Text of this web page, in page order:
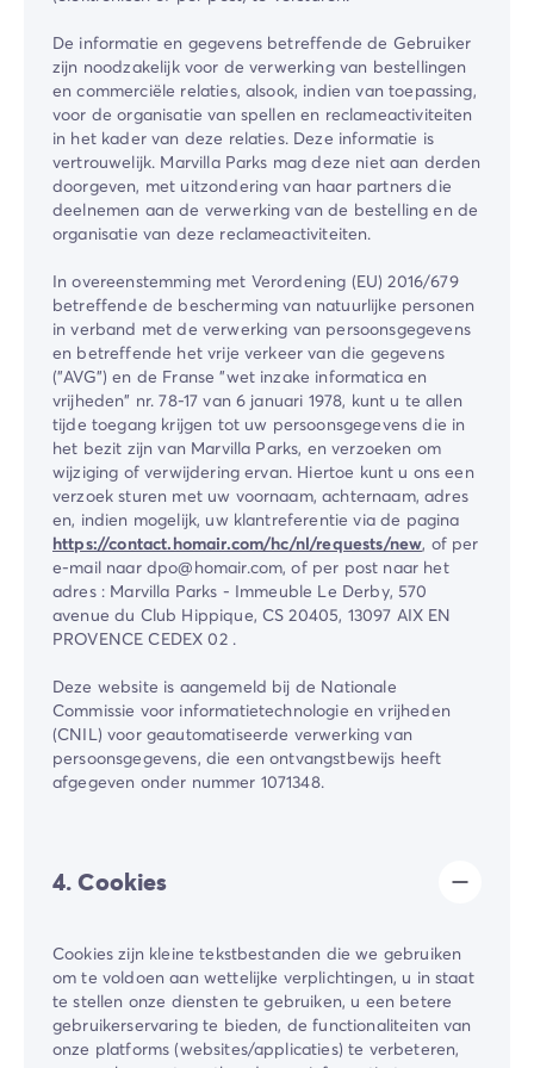
De informatie en gegevens betreffende de Gebruiker
zijn noodzakelijk voor de verwerking van bestellingen
en commerciële relaties, alsook, indien van toepassing,
voor de organisatie van spellen en reclameactiviteiten
in het kader van deze relaties. Deze informatie is
vertrouwelijk. Marvilla Parks mag deze niet aan derden
doorgeven, met uitzondering van haar partners die
deelnemen aan de verwerking van de bestelling en de
organisatie van deze reclameactiviteiten.
In overeenstemming met Verordening (EU) 2016/679
betreffende de bescherming van natuurlijke personen
in verband met de verwerking van persoonsgegevens
en betreffende het vrije verkeer van die gegevens
("AVG") en de Franse "wet inzake informatica en
vrijheden" nr. 78-17 van 6 januari 1978, kunt u te allen
tijde toegang krijgen tot uw persoonsgegevens die in
het bezit zijn van Marvilla Parks, en verzoeken om
wijziging of verwijdering ervan. Hiertoe kunt u ons een
verzoek sturen met uw voornaam, achternaam, adres
en, indien mogelijk, uw klantreferentie via de pagina
https://contact.homair.com/hc/nl/requests/new, of per
e-mail naar dpo@homair.com, of per post naar het
adres : Marvilla Parks - Immeuble Le Derby, 570
avenue du Club Hippique, CS 20405, 13097 AIX EN
PROVENCE CEDEX 02 .
Deze website is aangemeld bij de Nationale
Commissie voor informatietechnologie en vrijheden
(CNIL) voor geautomatiseerde verwerking van
persoonsgegevens, die een ontvangstbewijs heeft
afgegeven onder nummer 1071348.
4. Cookies
Cookies zijn kleine tekstbestanden die we gebruiken
om te voldoen aan wettelijke verplichtingen, u in staat
te stellen onze diensten te gebruiken, u een betere
gebruikerservaring te bieden, de functionaliteiten van
onze platforms (websites/applicaties) te verbeteren,